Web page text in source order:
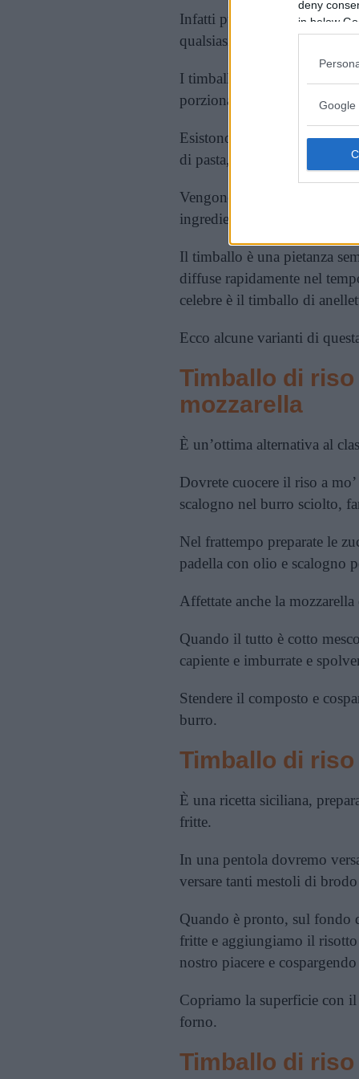
deny
in below
Google
Infatti può essere preparato
qualsiasi momento, siano
I timballi sono specialità
porzionate.
Esistono molte varietà di
di pasta, carni, pollame.
Vengono anche preparati
ingredienti dentro un
Il timballo è una pietanza
diffuse rapidamente nel
celebre è il timballo di
Ecco alcune varianti di
Timballo di
mozzarella
È un’ottima alternativa al
Dovrete cuocere il riso a
scalogno nel burro sciolto,
Nel frattempo preparate le
padella con olio e scalogno
Affettate anche la mozzarella
Quando il tutto è cotto
capiente e imburrate e
Stendere il composto e
burro.
Timballo di
È una ricetta siciliana,
fritte.
In una pentola dovremo
versare tanti mestoli di
Quando è pronto, sul fondo
fritte e aggiungiamo il
nostro piacere e
Copriamo la superficie con il
forno.
Timballo di